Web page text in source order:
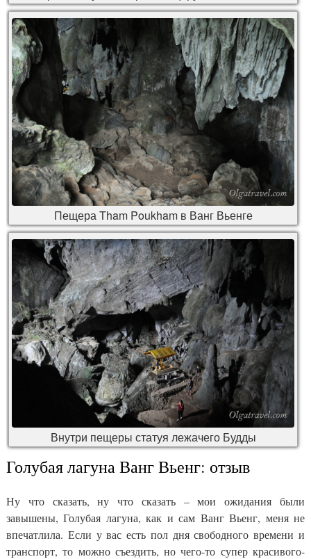
Пещера Tham Poukham в Ванг Вьенге
Внутри пещеры статуя лежачего Будды
Голубая лагуна Ванг Вьенг: отзыв
Ну что сказать, ну что сказать – мои ожидания были
завышены, Голубая лагуна, как и сам Ванг Вьенг, меня не
впечатлила. Если у вас есть пол дня свободного времени и
транспорт, то можно съездить, но чего-то супер красивого-